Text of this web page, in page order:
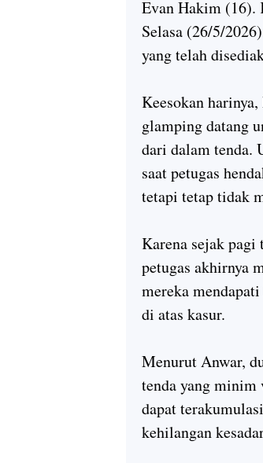
Evan Hakim (16).
Selasa (26/5/
yang telah
Keesokan
glamping datang
dari dalam tenda.
saat petugas
tetapi tetap tidak
Karena sejak pagi
petugas akhirnya
mereka
di atas kasur.
Menurut Anwar,
tenda yang minim
dapat
kehilangan